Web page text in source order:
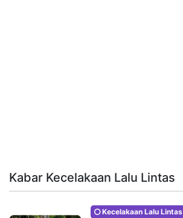
Kabar Kecelakaan Lalu Lintas
Kecelakaan Lalu Lintas